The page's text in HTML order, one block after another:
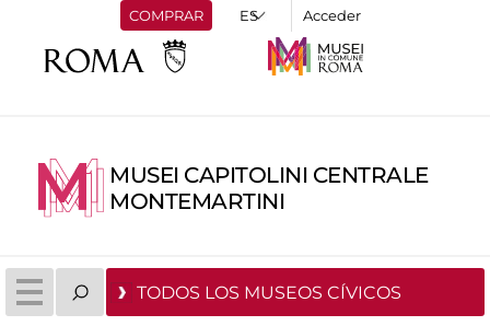
COMPRAR Acceder
MUSEI CAPITOLINI CENTRALE
MONTEMARTINI
TODOS LOS MUSEOS CÍVICOS